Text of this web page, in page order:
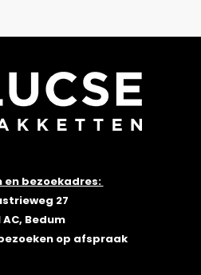
en bezoekadres:
27
AC, Bedum
op afspraak